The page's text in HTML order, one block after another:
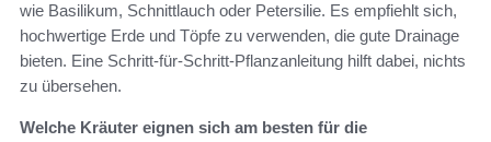
wie Basilikum, Schnittlauch oder Petersilie. Es empfiehlt sich,
hochwertige Erde und Töpfe zu verwenden, die gute Drainage
bieten. Eine Schritt-für-Schritt-Pflanzanleitung hilft dabei, nichts
zu übersehen.
Welche Kräuter eignen sich am besten für die